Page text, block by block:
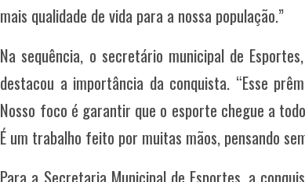
mais qualidade de vida para a nossa população.”
Na sequência, o secretário municipal de
destacou a importância da conquista. “Esse
Nosso foco é garantir que o esporte chegue a
É um trabalho feito por muitas mãos, pensando